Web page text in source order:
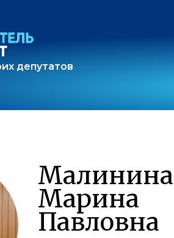
депутатов
Малинина
Марина
Павловна